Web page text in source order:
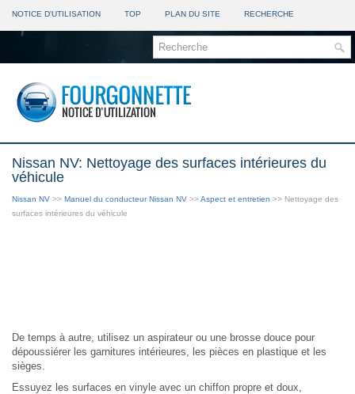
NOTICE D'UTILISATION TOP PLAN DU SITE RECHERCHE
Nissan NV: Nettoyage des surfaces intérieures du
véhicule
Nissan NV >> Manuel du conducteur Nissan NV >>Aspect et entretien >> Nettoyage des
surfaces intérieures du véhicule
De temps à autre, utilisez un aspirateur ou une brosse douce pour
dépoussiérer les garnitures intérieures, les pièces en plastique et les
sièges.
Essuyez les surfaces en vinyle avec un chiffon propre et doux,